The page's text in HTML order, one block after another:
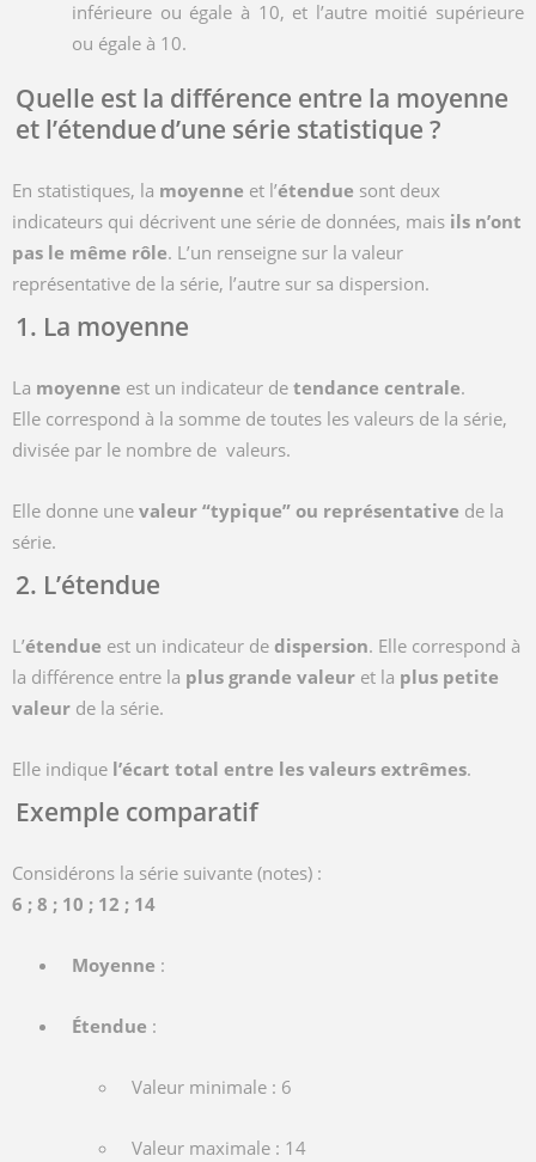
inférieure ou égale à 10, et l’autre moitié supérieure
ou égale à 10.
Quelle est la différence entre la moyenne
et l’étendue d’une série statistique ?
En statistiques, la moyenne et l’étendue sont deux
indicateurs qui décrivent une série de données, mais ils n’ont
pas le même rôle. L’un renseigne sur la valeur
représentative de la série, l’autre sur sa dispersion.
1. La moyenne
La moyenne est un indicateur de tendance centrale.
Elle correspond à la somme de toutes les valeurs de la série,
divisée par le nombre de valeurs.
Elle donne une valeur “typique” ou représentative de la
série.
2. L’étendue
L’étendue est un indicateur de dispersion. Elle correspond à
la différence entre la plus grande valeur et la plus petite
valeur de la série.
Elle indique l’écart total entre les valeurs extrêmes.
Exemple comparatif
Considérons la série suivante (notes) :
6 ; 8 ; 10 ; 12 ; 14
Moyenne :
Étendue :
Valeur minimale : 6
Valeur maximale : 14